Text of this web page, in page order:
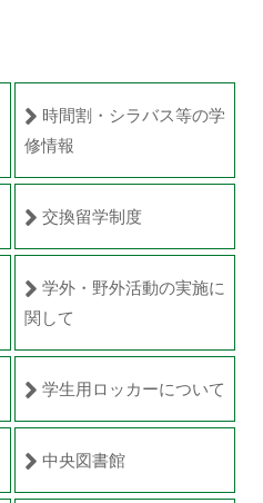
時間割・シラバス等の学
修情報
交換留学制度
学外・野外活動の実施に
関して
学生用ロッカーについて
中央図書館